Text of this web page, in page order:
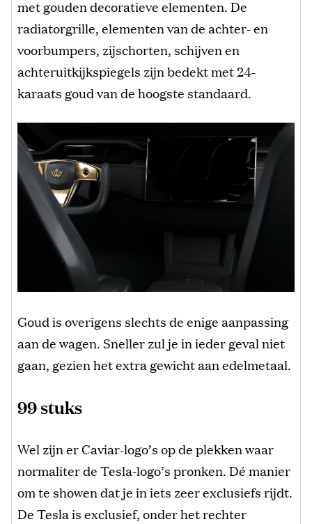
met gouden decoratieve elementen. De
radiatorgrille, elementen van de achter- en
voorbumpers, zijschorten, schijven en
achteruitkijkspiegels zijn bedekt met 24-
karaats goud van de hoogste standaard.
Goud is overigens slechts de enige aanpassing
aan de wagen. Sneller zul je in ieder geval niet
gaan, gezien het extra gewicht aan edelmetaal.
99 stuks
Wel zijn er Caviar-logo’s op de plekken waar
normaliter de Tesla-logo’s pronken. Dé manier
om te showen dat je in iets zeer exclusiefs rijdt.
De Tesla is exclusief, onder het rechter